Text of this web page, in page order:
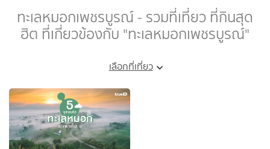
ทะเลหมอกเพชรบูรณ์ - รวมที่เที่ยว ที่กินสุด
ฮิต ที่เกี่ยวข้องกับ "ทะเลหมอกเพชรบูรณ์"
เลือกที่เที่ยว